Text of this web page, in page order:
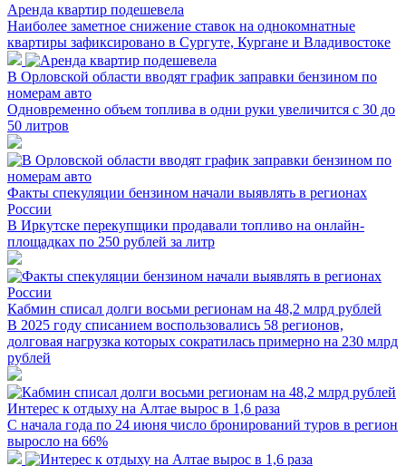
Аренда квартир подешевела
Наиболее заметное снижение ставок на однокомнатные
квартиры зафиксировано в Сургуте, Кургане и Владивостоке
В Орловской области вводят график заправки бензином по
номерам авто
Одновременно объем топлива в одни руки увеличится с 30 до
50 литров
Факты спекуляции бензином начали выявлять в регионах
России
В Иркутске перекупщики продавали топливо на онлайн-
площадках по 250 рублей за литр
Кабмин списал долги восьми регионам на 48,2 млрд рублей
В 2025 году списанием воспользовались 58 регионов,
долговая нагрузка которых сократилась примерно на 230 млрд
рублей
Интерес к отдыху на Алтае вырос в 1,6 раза
С начала года по 24 июня число бронирований туров в регион
выросло на 66%